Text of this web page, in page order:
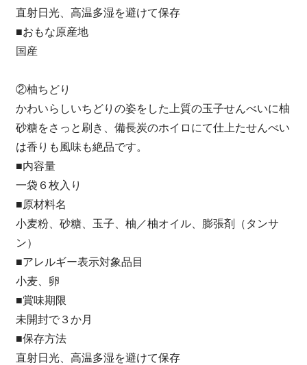
直射日光、高温多湿を避けて保存
■おもな原産地
国産
②柚ちどり
かわいらしいちどりの姿をした上質の玉子せんべいに柚
砂糖をさっと刷き、備長炭のホイロにて仕上たせんべい
は香りも風味も絶品です。
■内容量
一袋６枚入り
■原材料名
小麦粉、砂糖、玉子、柚／柚オイル、膨張剤（タンサ
ン）
■アレルギー表示対象品目
小麦、卵
■賞味期限
未開封で３か月
■保存方法
直射日光、高温多湿を避けて保存